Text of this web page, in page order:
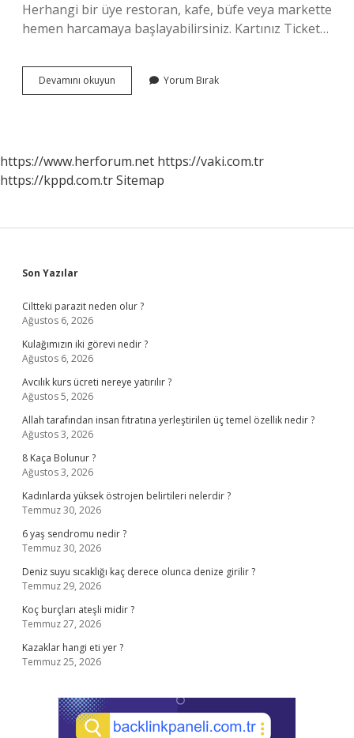
Herhangi bir üye restoran, kafe, büfe veya markette
hemen harcamaya başlayabilirsiniz. Kartınız Ticket…
Devamını okuyun
De
Yorum Bırak
https://www.herforum.net https://vaki.com.tr
https://kppd.com.trSitemap
Sidebar
Son Yazılar
Ciltteki parazit neden olur ?
Ağustos 6, 2026
Kulağımızın iki görevi nedir ?
Ağustos 6, 2026
Avcılık kurs ücreti nereye yatırılır ?
Ağustos 5, 2026
Allah tarafından insan fıtratına yerleştirilen üç temel özellik nedir ?
Ağustos 3, 2026
8 Kaça Bolunur ?
Ağustos 3, 2026
Kadınlarda yüksek östrojen belirtileri nelerdir ?
Temmuz 30, 2026
6 yaş sendromu nedir ?
Temmuz 30, 2026
Deniz suyu sıcaklığı kaç derece olunca denize girilir ?
Temmuz 29, 2026
Koç burçları ateşli midir ?
Temmuz 27, 2026
Kazaklar hangi eti yer ?
Temmuz 25, 2026